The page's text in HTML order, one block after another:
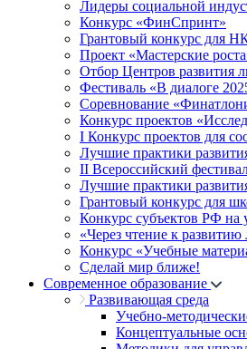
Лидеры социальной
Конкурс «ФинСпринт»
Грантовый конкурс для
Проект «Мастерские
Отбор Центров развития
Фестиваль «В диалоге
Соревнование
Конкурс проектов
I Конкурс проектов для
Лучшие практики
II Всероссийский
Лучшие практики
Грантовый конкурс для
Конкурс субъектов РФ на
«Через чтение к
Конкурс «Учебные
Сделай мир ближе!
Современное образование
Развивающая среда
Учебно-
Концептуальные